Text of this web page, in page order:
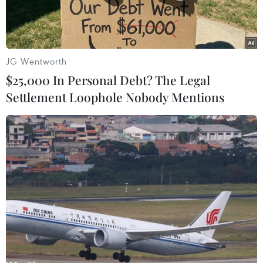
Khu định cư cho người Do Thái ở Jerusalem. (Nguồn:
AP/TTXVN)
Ủy ban Kế hoạch và Xây dựng thành phố
Jerusalem dự kiến thông qua việc cho phép xây
mới 618 ngôi nhà tại khu định cư Do Thái ở
Đông Jerusalem.
JG Wentworth
$25,000 In Personal Debt? The Legal
Settlement Loophole Nobody Mentions